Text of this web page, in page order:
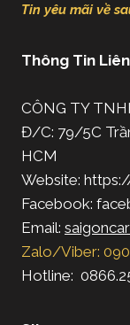
Tin yêu mãi về
Thông Tin
CÔNG TY
Đ/C: 79/5C
HCM
Website:
Facebook:
Email:
Zalo/Viber:
Hotline: